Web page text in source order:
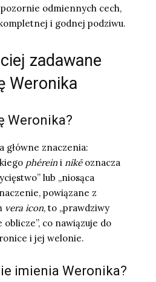
odmiennych cech,
i godnej podziwu.
zadawane
Weronika
Weronika?
główne znaczenia:
phérein i níkēoznacza
lub „niosąca
powiązane z
vera icon, to „prawdziwy
oblicze”, co nawiązuje do
i jej welonie.
imienia Weronika?